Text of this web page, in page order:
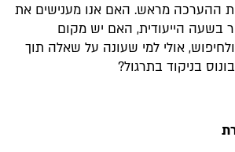
ההערכה מראש. האם אנו מענישים את
בשעה הייעודית, האם יש מקום
אולי למי שעונה על שאלה תוך
בניקוד בתרגול?